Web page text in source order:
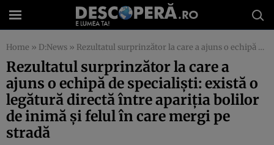
Home » D:News » Rezultatul surprinzător la care a ajuns o echipă de specialişti: există o legătură directă între apariţia bolilor de inimă şi felul în care mergi pe stradă
Rezultatul surprinzător la care a
ajuns o echipă de specialişti: există o
legătură directă între apariţia bolilor
de inimă şi felul în care mergi pe
stradă